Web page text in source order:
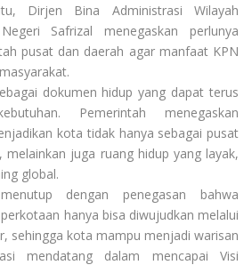
Dirjen Bina Administrasi Wilayah
Safrizal menegaskan perlunya
pusat dan daerah agar manfaat KPN
dokumen hidup yang dapat terus
Pemerintah menegaskan
kota tidak hanya sebagai pusat
juga ruang hidup yang layak,
global.
dengan penegasan bahwa
hanya bisa diwujudkan melalui
sehingga kota mampu menjadi warisan
mendatang dalam mencapai Visi